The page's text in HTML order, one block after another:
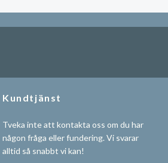
Kundtjänst
Tveka inte att kontakta oss om du har
någon fråga eller fundering. Vi svarar
alltid så snabbt vi kan!